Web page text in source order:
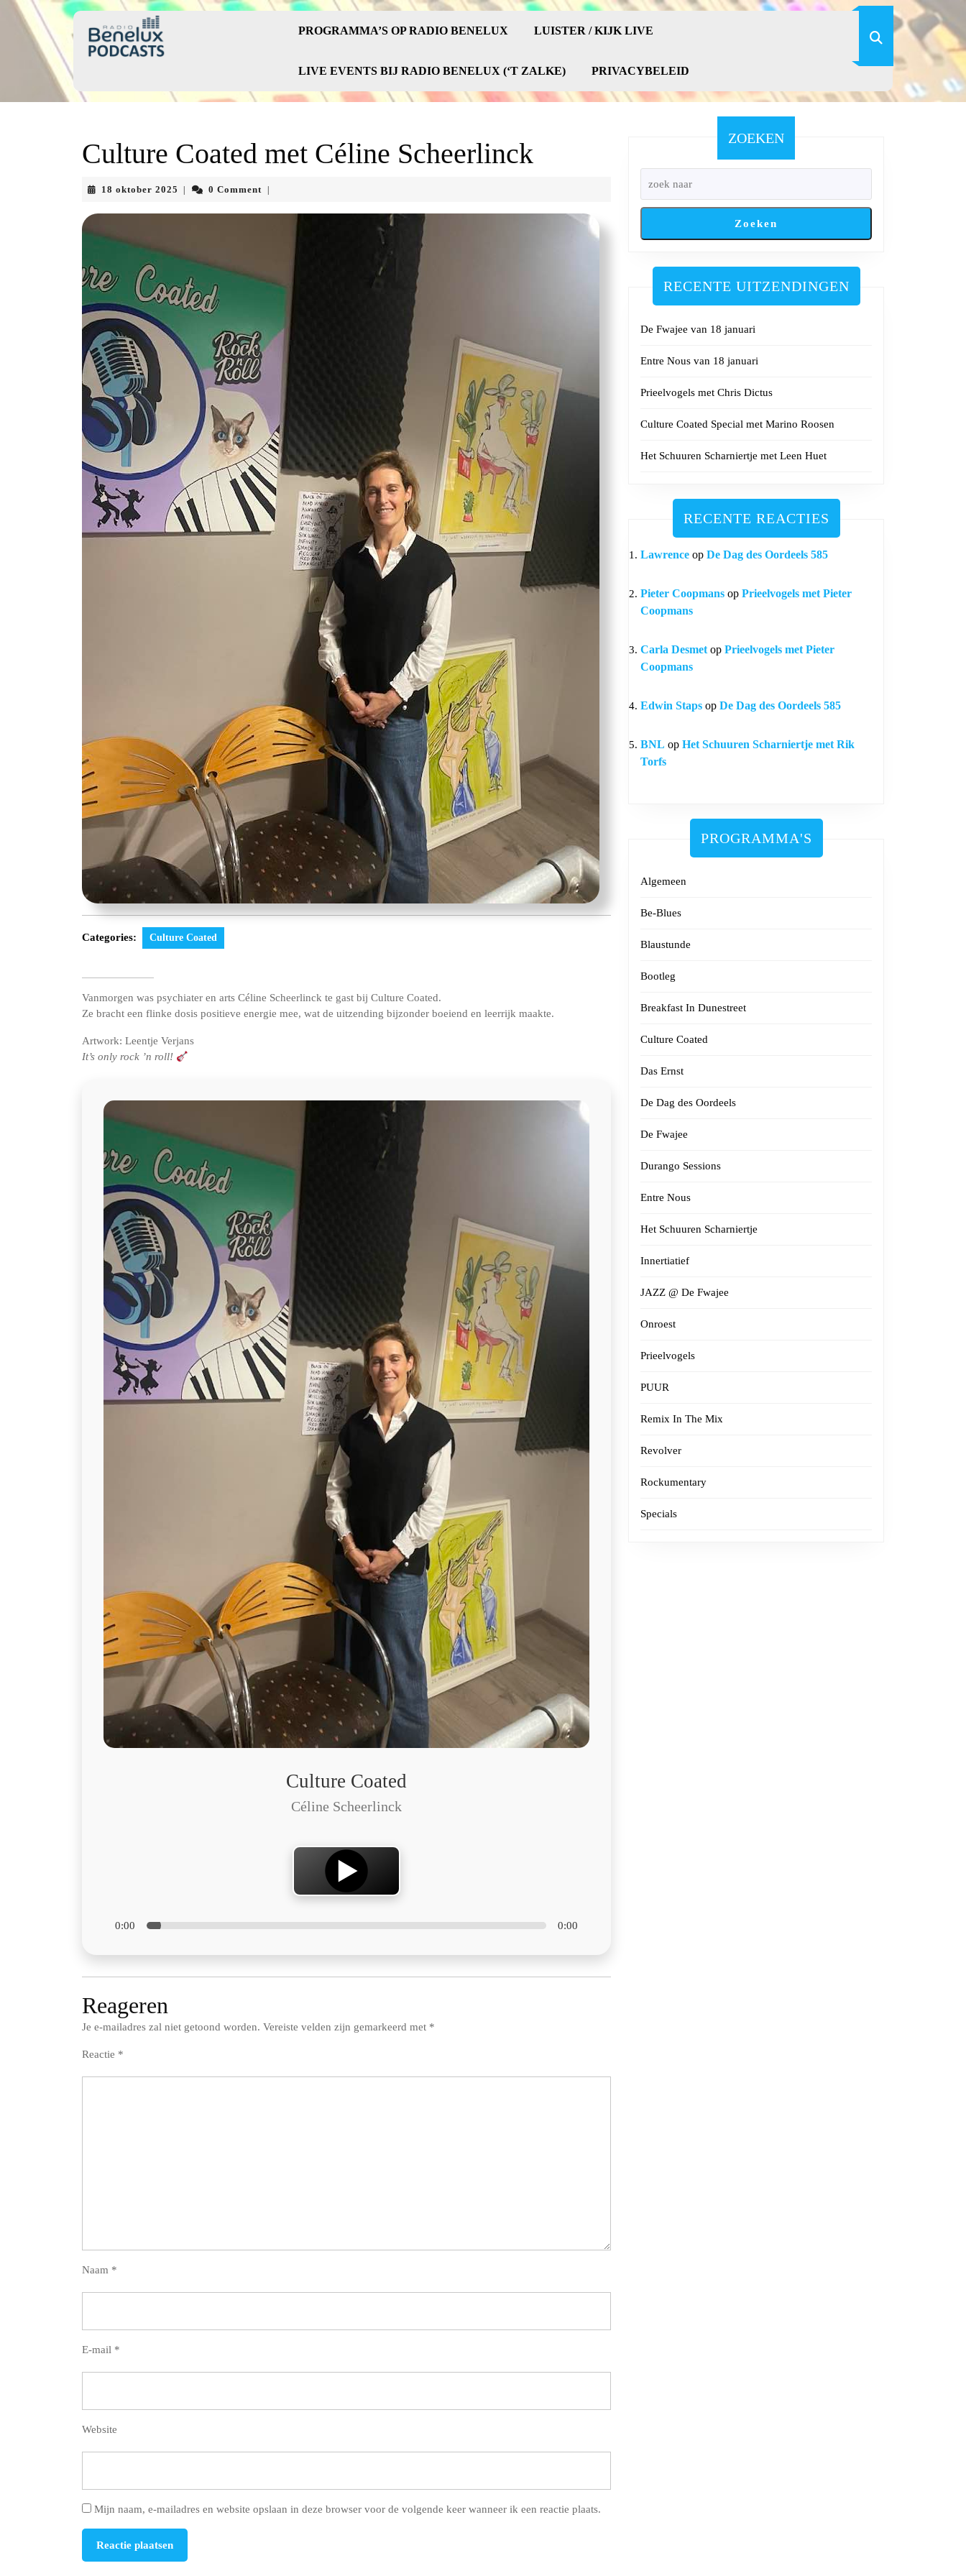
Skip
PROGRAMMA’S OP RADIO BENELUX LUISTER / KIJK LIVE
LIVE EVENTS BIJ RADIO BENELUX (‘T ZALKE) PRIVACYBELEID
Culture Coated met Céline Scheerlinck
18 oktober 2025 18
2025
0 Comment
Categories: Culture Coated
Vanmorgen was psychiater en arts Céline Scheerlinck te gast bij Culture Coated.
Ze bracht een flinke dosis positieve energie mee, wat de uitzending bijzonder boeiend en leerrijk maakte.
Artwork: Leentje Verjans
It’s only rock ’n roll!
Culture Coated
Céline Scheerlinck
0:00 0:00
Reageren
Je e-mailadres zal niet getoond worden. Vereiste velden zijn gemarkeerd met *
Reactie *
Naam *
E-mail *
Website
Mijn naam, e-mailadres en website opslaan in deze browser voor de volgende keer wanneer ik een reactie plaats.
ZOEKEN
Zoeken
RECENTE UITZENDINGEN
De Fwajee van 18 januari
Entre Nous van 18 januari
Prieelvogels met Chris Dictus
Culture Coated Special met Marino Roosen
Het Schuuren Scharniertje met Leen Huet
RECENTE REACTIES
Lawrence op De Dag des Oordeels 585
Pieter Coopmans op Prieelvogels met Pieter
Coopmans
Carla Desmet op Prieelvogels met Pieter
Coopmans
Edwin Staps op De Dag des Oordeels 585
BNL op Het Schuuren Scharniertje met Rik
Torfs
PROGRAMMA'S
Algemeen
Be-Blues
Blaustunde
Bootleg
Breakfast In Dunestreet
Culture Coated
Das Ernst
De Dag des Oordeels
De Fwajee
Durango Sessions
Entre Nous
Het Schuuren Scharniertje
Innertiatief
JAZZ @ De Fwajee
Onroest
Prieelvogels
PUUR
Remix In The Mix
Revolver
Rockumentary
Specials